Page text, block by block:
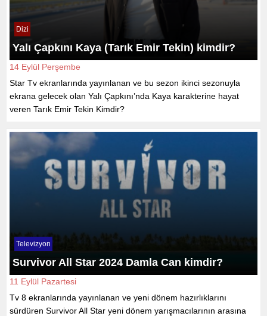
Dizi
Yalı Çapkını Kaya (Tarık Emir Tekin) kimdir?
14 Eylül Perşembe
Star Tv ekranlarında yayınlanan ve bu sezon ikinci sezonuyla
ekrana gelecek olan Yalı Çapkını’nda Kaya karakterine hayat
veren Tarık Emir Tekin Kimdir?
Televizyon
Survivor All Star 2024 Damla Can kimdir?
11 Eylül Pazartesi
Tv 8 ekranlarında yayınlanan ve yeni dönem hazırlıklarını
sürdüren Survivor All Star yeni dönem yarışmacılarının arasına